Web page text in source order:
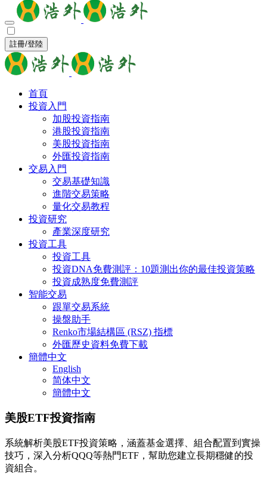
註冊/登陸
首頁
投資入門
加股投資指南
港股投資指南
美股投資指南
外匯投資指南
交易入門
交易基礎知識
進階交易策略
量化交易教程
投資研究
產業深度研究
投資工具
投資工具
投資DNA免費測評：10題測出你的最佳投資策略
投資成熟度免費測評
智能交易
跟單交易系統
操盤助手
Renko市場結構區 (RSZ) 指標
外匯歷史資料免費下載
簡體中文
English
简体中文
簡體中文
美股ETF投資指南
系統解析美股ETF投資策略，涵蓋基金選擇、組合配置到實操
技巧，深入分析QQQ等熱門ETF，幫助您建立長期穩健的投
資組合。